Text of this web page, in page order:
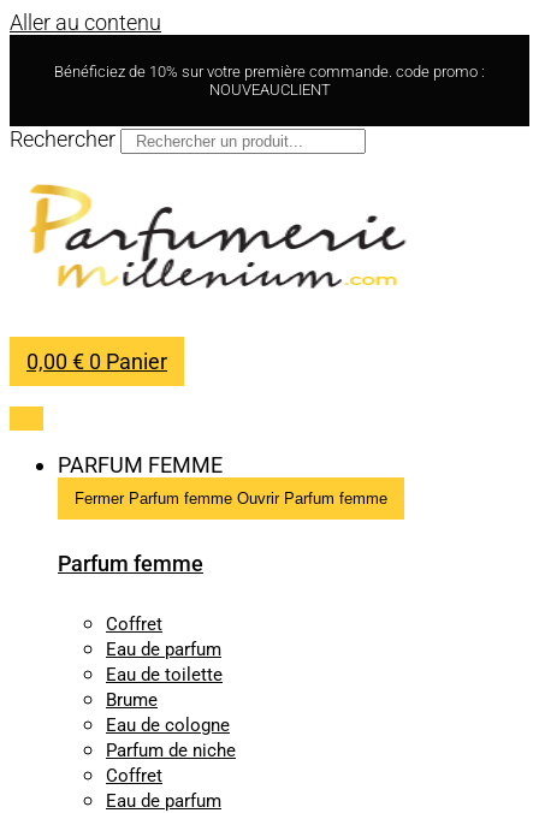
Aller au contenu
Bénéficiez de 10% sur votre première commande. code promo :
NOUVEAUCLIENT
Rechercher
0,00€ 0 Panier
PARFUM FEMME
Fermer Parfum femme Ouvrir Parfum femme
Parfum femme
Coffret
Eau de parfum
Eau de toilette
Brume
Eau de cologne
Parfum de niche
Coffret
Eau de parfum